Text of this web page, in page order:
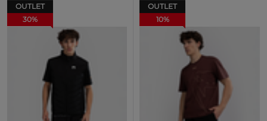
OUTLET
30%
OUTLET
10%